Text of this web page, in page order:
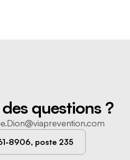
questions ?
8906, poste 235